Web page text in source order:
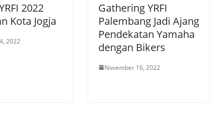
2022
Kota Jogja
2022
Gathering YRFI
Palembang Jadi Ajang
Pendekatan Yamaha
dengan Bikers
November 16, 2022